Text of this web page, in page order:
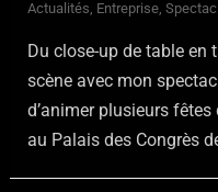
Actualités, Entreprise,
Du close-up de table en
scène avec mon
d’animer plusieurs fêtes
au Palais des Congrès